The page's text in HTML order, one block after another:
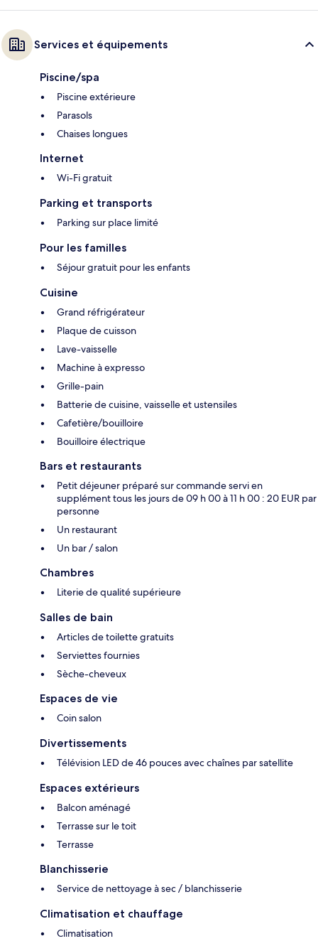
Services et équipements
Piscine/spa
Piscine extérieure
Parasols
Chaises longues
Internet
Wi-Fi gratuit
Parking et transports
Parking sur place limité
Pour les familles
Séjour gratuit pour les enfants
Cuisine
Grand réfrigérateur
Plaque de cuisson
Lave-vaisselle
Machine à expresso
Grille-pain
Batterie de cuisine, vaisselle et ustensiles
Cafetière/bouilloire
Bouilloire électrique
Bars et restaurants
Petit déjeuner préparé sur commande servi en
supplément tous les jours de 09 h 00 à 11 h 00 : 20 EUR par
personne
Un restaurant
Un bar / salon
Chambres
Literie de qualité supérieure
Salles de bain
Articles de toilette gratuits
Serviettes fournies
Sèche-cheveux
Espaces de vie
Coin salon
Divertissements
Télévision LED de 46 pouces avec chaînes par satellite
Espaces extérieurs
Balcon aménagé
Terrasse sur le toit
Terrasse
Blanchisserie
Service de nettoyage à sec / blanchisserie
Climatisation et chauffage
Climatisation